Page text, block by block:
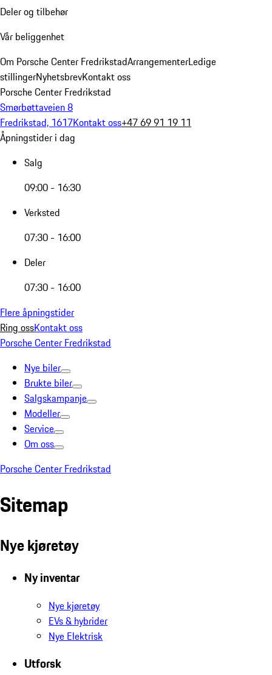
Deler og tilbehør
Vår beliggenhet
Om Porsche Center FredrikstadArrangementerLedige
stillingerNyhetsbrevKontakt oss
Porsche Center Fredrikstad
Smørbøttaveien 8
Fredrikstad, 1617Kontakt oss+47 69 91 19 11
Åpningstider i dag
Salg
09:00 - 16:30
Verksted
07:30 - 16:00
Deler
07:30 - 16:00
Flere åpningstider
Ring ossKontakt oss
Porsche Center Fredrikstad
Nye biler
Brukte biler
Salgskampanje
Modeller
Service
Om oss
Porsche Center Fredrikstad
Sitemap
Nye kjøretøy
Ny inventar
Nye kjøretøy
EVs & hybrider
Nye Elektrisk
Utforsk